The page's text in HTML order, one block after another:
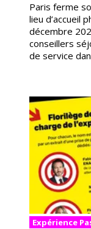
Paris ferme
lieu d’accueil
décembre
conseillers
de service
Expérience